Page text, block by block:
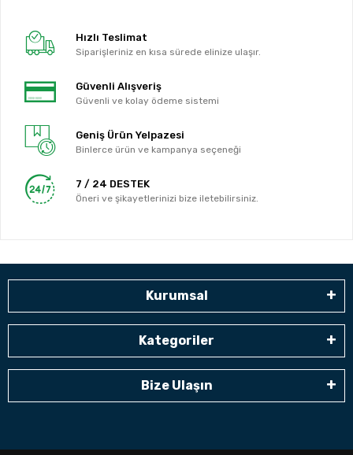
Hızlı Teslimat
Siparişleriniz en kısa sürede elinize ulaşır.
Güvenli Alışveriş
Güvenli ve kolay ödeme sistemi
Geniş Ürün Yelpazesi
Binlerce ürün ve kampanya seçeneği
7 / 24 DESTEK
Öneri ve şikayetlerinizi bize iletebilirsiniz.
Kurumsal
Kategoriler
Bize Ulaşın